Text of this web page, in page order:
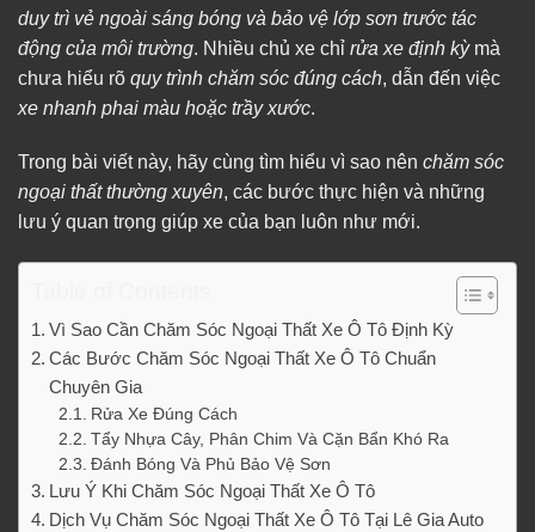
duy trì vẻ ngoài sáng bóng và bảo vệ lớp sơn trước tác
động của môi trường. Nhiều chủ xe chỉ rửa xe định kỳmà
chưa hiểu rõ quy trình chăm sóc đúng cách, dẫn đến việc
xe nhanh phai màu hoặc trầy xước.
Trong bài viết này, hãy cùng tìm hiểu vì sao nên chăm sóc
ngoại thất thường xuyên, các bước thực hiện và những
lưu ý quan trọng giúp xe của bạn luôn như mới.
Vì Sao Cần Chăm Sóc Ngoại Thất Xe Ô Tô Định Kỳ
Các Bước Chăm Sóc Ngoại Thất Xe Ô Tô Chuẩn
Chuyên Gia
Rửa Xe Đúng Cách
Tẩy Nhựa Cây, Phân Chim Và Cặn Bẩn Khó Ra
Đánh Bóng Và Phủ Bảo Vệ Sơn
Lưu Ý Khi Chăm Sóc Ngoại Thất Xe Ô Tô
Dịch Vụ Chăm Sóc Ngoại Thất Xe Ô Tô Tại Lê Gia Auto